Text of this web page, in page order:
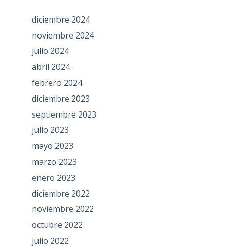
diciembre 2024
noviembre 2024
julio 2024
abril 2024
febrero 2024
diciembre 2023
septiembre 2023
julio 2023
mayo 2023
marzo 2023
enero 2023
diciembre 2022
noviembre 2022
octubre 2022
julio 2022